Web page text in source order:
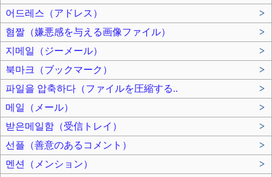
어드레스（アドレス）
>
혐짤（嫌悪感を与える画像ファイル）
>
지메일（ジーメール）
>
북마크（ブックマーク）
>
파일을 압축하다（ファイルを圧縮する..
>
메일（メール）
>
받은메일함（受信トレイ）
>
선플（善意のあるコメント）
>
멘션（メンション）
>